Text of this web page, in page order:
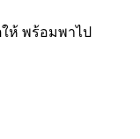
ห้ พร้อมพาไป